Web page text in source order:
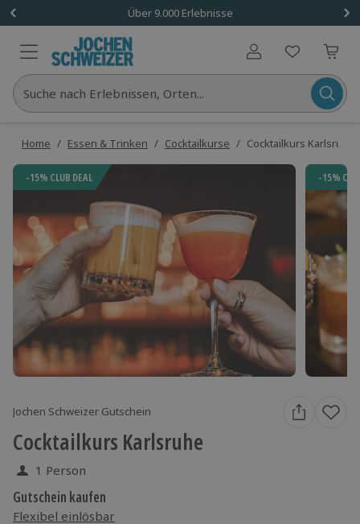
Über 9.000 Erlebnisse
Benutzerkonto
Suche nach Erlebnissen, Orten...
Home / Essen & Trinken / Cocktailkurse / Cocktailkurs Karlsruhe
-15% CLUB DEAL -15%
Jochen Schweizer Gutschein
Cocktailkurs Karlsruhe
1 Person
Gutschein kaufen
Flexibel einlösbar